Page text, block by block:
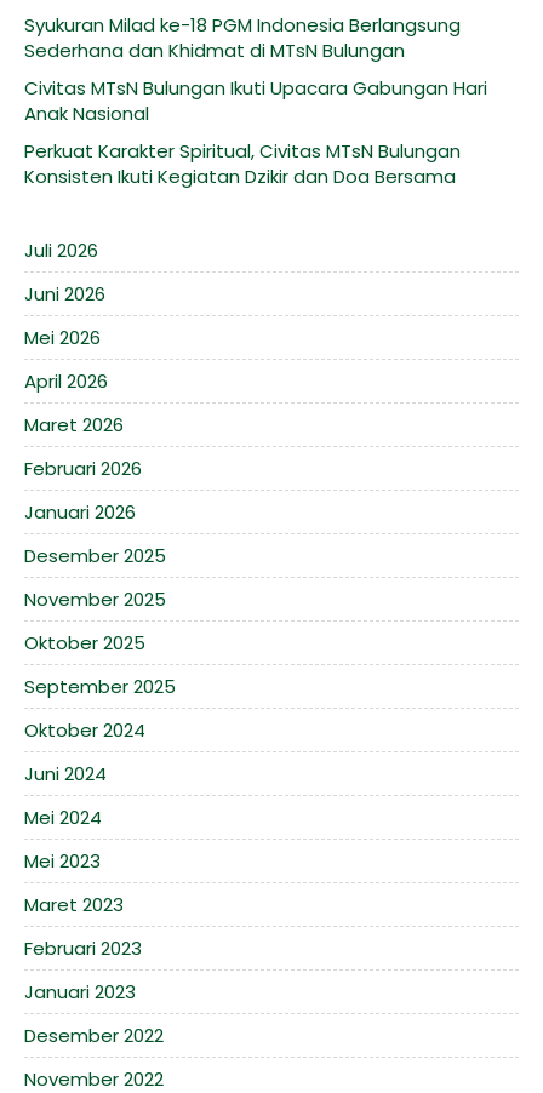
Syukuran Milad ke-18 PGM Indonesia Berlangsung
Sederhana dan Khidmat di MTsN Bulungan
Civitas MTsN Bulungan Ikuti Upacara Gabungan Hari
Anak Nasional
Perkuat Karakter Spiritual, Civitas MTsN Bulungan
Konsisten Ikuti Kegiatan Dzikir dan Doa Bersama
Juli 2026
Juni 2026
Mei 2026
April 2026
Maret 2026
Februari 2026
Januari 2026
Desember 2025
November 2025
Oktober 2025
September 2025
Oktober 2024
Juni 2024
Mei 2024
Mei 2023
Maret 2023
Februari 2023
Januari 2023
Desember 2022
November 2022